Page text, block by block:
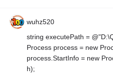
wuhz520
string executePath =
Process process = new
process.StartInfo = new
h);